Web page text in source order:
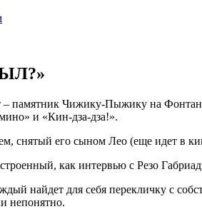
– памятник Чижику-Пыжику на
и «Кин-дза-дза!».
снятый его сыном Лео (еще
как интервью с Резо
найдет для себя перекличку с
непонятно.